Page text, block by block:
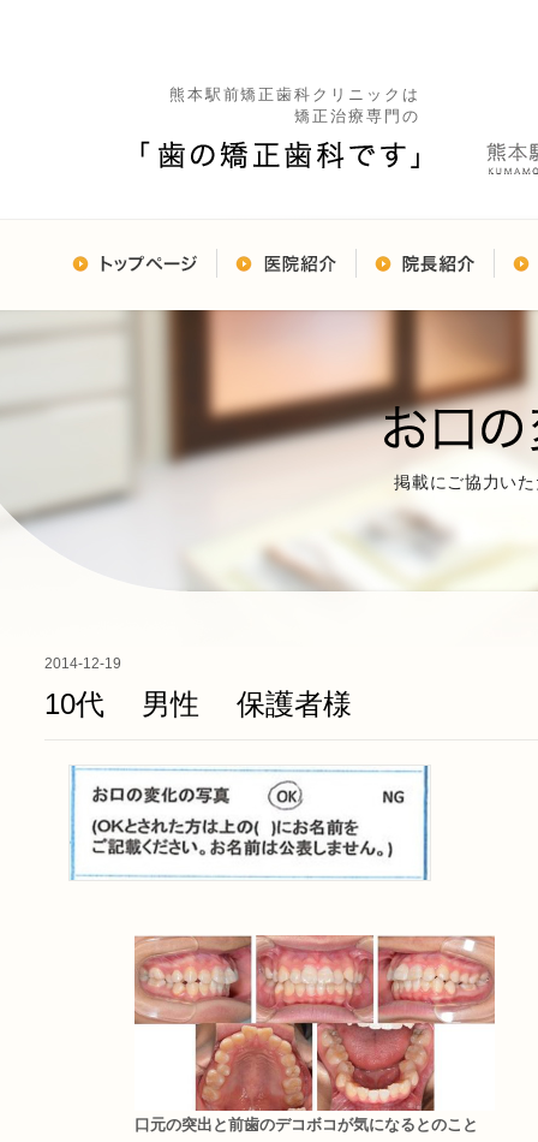
熊本駅前矯正歯科クリニックは
矯正治療専門の
掲載にご協力い
2014-12-19
10代 男性 保護者様
口元の突出と前歯のデコボコが気になるとのこと